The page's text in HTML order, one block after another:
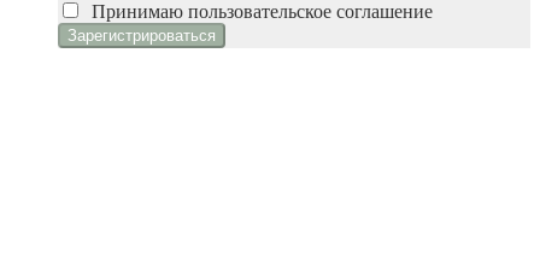
Принимаю пользовательское соглашение